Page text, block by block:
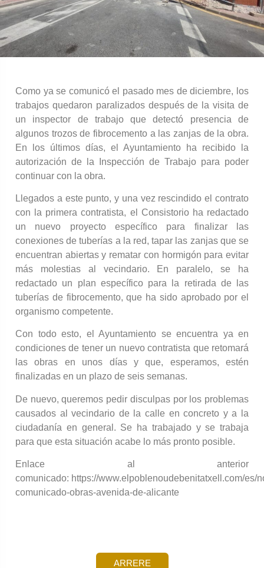
Como ya se comunicó el pasado mes de diciembre, los
trabajos quedaron paralizados después de la visita de
un inspector de trabajo que detectó presencia de
algunos trozos de fibrocemento a las zanjas de la obra.
En los últimos días, el Ayuntamiento ha recibido la
autorización de la Inspección de Trabajo para poder
continuar con la obra.
Llegados a este punto, y una vez rescindido el contrato
con la primera contratista, el Consistorio ha redactado
un nuevo proyecto específico para finalizar las
conexiones de tuberías a la red, tapar las zanjas que se
encuentran abiertas y rematar con hormigón para evitar
más molestias al vecindario. En paralelo, se ha
redactado un plan específico para la retirada de las
tuberías de fibrocemento, que ha sido aprobado por el
organismo competente.
Con todo esto, el Ayuntamiento se encuentra ya en
condiciones de tener un nuevo contratista que retomará
las obras en unos días y que, esperamos, estén
finalizadas en un plazo de seis semanas.
De nuevo, queremos pedir disculpas por los problemas
causados al vecindario de la calle en concreto y a la
ciudadanía en general. Se ha trabajado y se trabaja
para que esta situación acabe lo más pronto posible.
Enlace al anterior
comunicado: https://www.elpoblenoudebenitatxell.com/es/
comunicado-obras-avenida-de-alicante
ARRERE